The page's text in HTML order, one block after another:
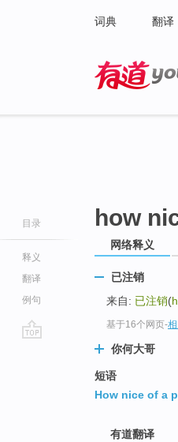
词典 翻译
目录
释义
翻译
例句
how
网络释义
已注销
来自: 已注销(
基于16个网页-
你何大哥
短语
How nice of a
有道翻译